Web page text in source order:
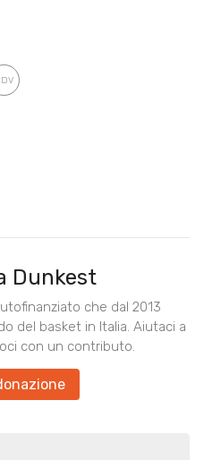
Dunkest
che dal 2013
del basket in Italia. Aiutaci a
con un contributo.